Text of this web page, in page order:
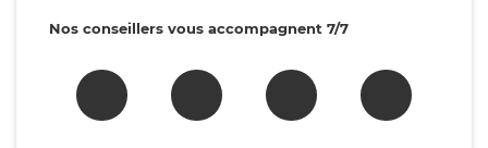
Nos conseillers vous accompagnent 7/7